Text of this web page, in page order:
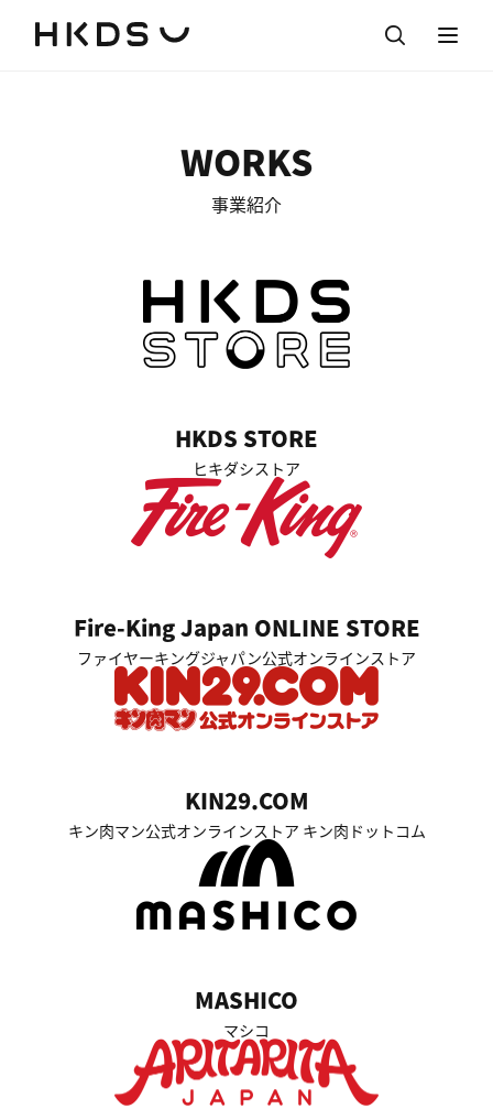
WORKS
事業紹介
HKDS STORE
ヒキダシストア
Fire-King Japan ONLINE STORE
ファイヤーキングジャパン公式オンラインストア
KIN29.COM
キン肉マン公式オンラインストア キン肉ドットコム
MASHICO
マシコ